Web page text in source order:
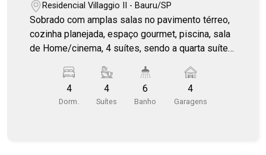
Residencial Villaggio II - Bauru/SP
Sobrado com amplas salas no pavimento térreo,
cozinha planejada, espaço gourmet, piscina, sala
de Home/cinema, 4 suítes, sendo a quarta suíte
armários.
4
Dorm.
4
Suítes
6
Banho
4
Garagens